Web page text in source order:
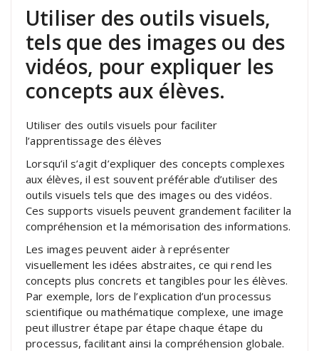
Utiliser des outils visuels,
tels que des images ou des
vidéos, pour expliquer les
concepts aux élèves.
Utiliser des outils visuels pour faciliter
l’apprentissage des élèves
Lorsqu’il s’agit d’expliquer des concepts complexes
aux élèves, il est souvent préférable d’utiliser des
outils visuels tels que des images ou des vidéos.
Ces supports visuels peuvent grandement faciliter la
compréhension et la mémorisation des informations.
Les images peuvent aider à représenter
visuellement les idées abstraites, ce qui rend les
concepts plus concrets et tangibles pour les élèves.
Par exemple, lors de l’explication d’un processus
scientifique ou mathématique complexe, une image
peut illustrer étape par étape chaque étape du
processus, facilitant ainsi la compréhension globale.